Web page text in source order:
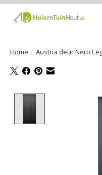
Home / Austria deur Nero
Product